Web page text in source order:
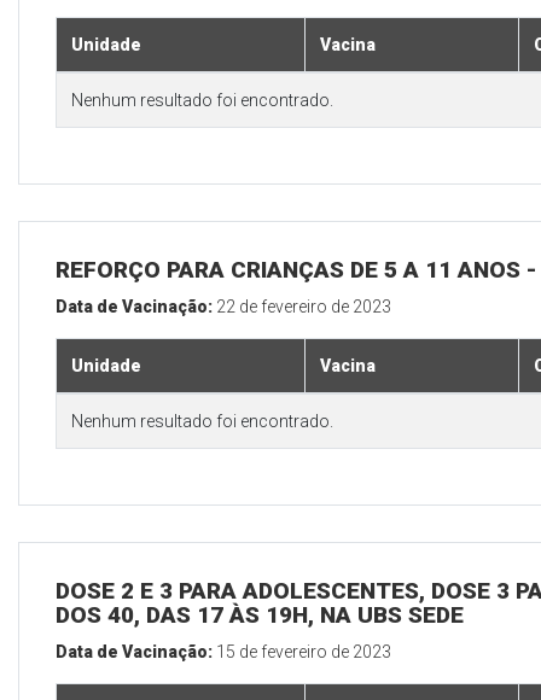
Unidade Vacina
Nenhum resultado foi encontrado.
REFORÇO PARA CRIANÇAS DE 5 A 11 ANOS
Data de Vacinação: 22 de fevereiro de 2023
Unidade Vacina
Nenhum resultado foi encontrado.
DOSE 2 E 3 PARA ADOLESCENTES, DOSE 3
DOS 40, DAS 17 ÀS 19H, NA UBS SEDE
Data de Vacinação: 15 de fevereiro de 2023